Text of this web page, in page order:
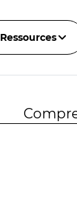
Ressources